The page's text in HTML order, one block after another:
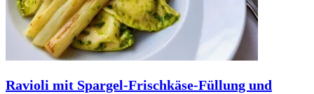
Ravioli mit Spargel-Frischkäse-Füllung und